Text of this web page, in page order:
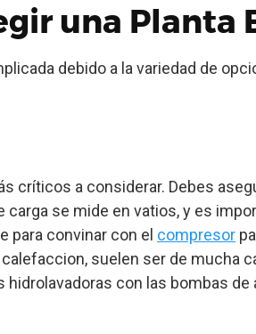
una Planta
debido a la variedad de
críticos a considerar. Debes
se mide en vatios, y es
para convinar con el compresor
suelen ser de mucha
con las bombas de